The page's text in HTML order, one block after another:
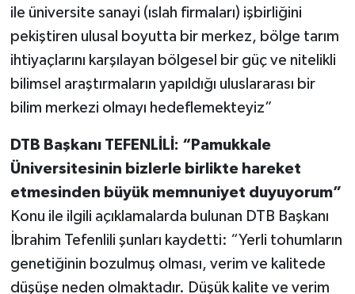
ile üniversite sanayi (ıslah firmaları) işbirliğini
pekiştiren ulusal boyutta bir merkez, bölge tarım
ihtiyaçlarını karşılayan bölgesel bir güç ve nitelikli
bilimsel araştırmaların yapıldığı uluslararası bir
bilim merkezi olmayı hedeflemekteyiz”
DTB Başkanı TEFENLİLİ: “Pamukkale
Üniversitesinin bizlerle birlikte hareket
etmesinden büyük memnuniyet duyuyorum”
Konu ile ilgili açıklamalarda bulunan DTB Başkanı
İbrahim Tefenlili şunları kaydetti: “Yerli tohumların
genetiğinin bozulmuş olması, verim ve kalitede
düşüşe neden olmaktadır. Düşük kalite ve verim